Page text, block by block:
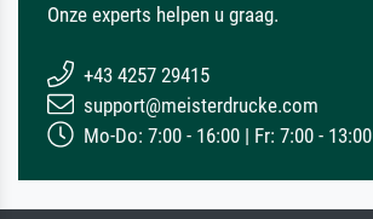
Onze experts helpen u graag.
+43 4257 29415
support@meisterdrucke.com
Mo-Do: 7:00 - 16:00 | Fr: 7:00 - 13:00